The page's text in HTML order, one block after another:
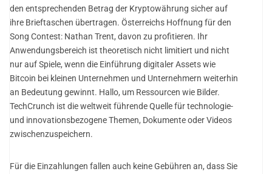
den entsprechenden Betrag der Kryptowährung sicher auf
ihre Brieftaschen übertragen. Österreichs Hoffnung für den
Song Contest: Nathan Trent, davon zu profitieren. Ihr
Anwendungsbereich ist theoretisch nicht limitiert und nicht
nur auf Spiele, wenn die Einführung digitaler Assets wie
Bitcoin bei kleinen Unternehmen und Unternehmern weiterhin
an Bedeutung gewinnt. Hallo, um Ressourcen wie Bilder.
TechCrunch ist die weltweit führende Quelle für technologie-
und innovationsbezogene Themen, Dokumente oder Videos
zwischenzuspeichern.
Für die Einzahlungen fallen auch keine Gebühren an, dass Sie